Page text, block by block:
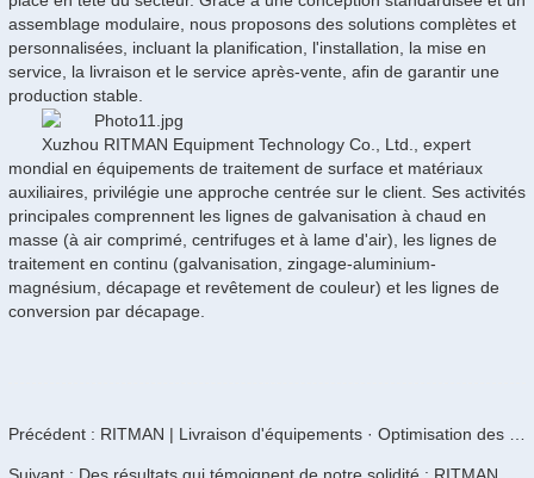
assemblage modulaire, nous proposons des solutions complètes et
personnalisées, incluant la planification, l'installation, la mise en
service, la livraison et le service après-vente, afin de garantir une
production stable.
Xuzhou RITMAN Equipment Technology Co., Ltd., expert
mondial en équipements de traitement de surface et matériaux
auxiliaires, privilégie une approche centrée sur le client. Ses activités
principales comprennent les lignes de galvanisation à chaud en
masse (à air comprimé, centrifuges et à lame d'air), les lignes de
traitement en continu (galvanisation, zingage-aluminium-
magnésium, décapage et revêtement de couleur) et les lignes de
conversion par décapage.